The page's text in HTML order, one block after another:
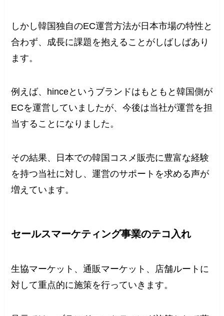
しかし韓国独自のEC運営方法が日本市場の特性と
合わず、成長に課題を抱えることがしばしばあり
ます。
例えば、hinceというブランドはもともと韓国側が
ECを運営していましたが、今後は当社が運営を担
当することになりました。
その結果、日本での韓国コスメ販売に豊富な経験
を持つ当社に対し、運営のサポートを求める声が
増えています。
セールスマーケティング事業のテコ入れ
生協マーケット、通販マーケット、店舗ルートに
対して重点的に施策を行っていきます。